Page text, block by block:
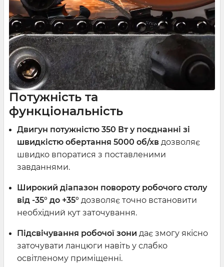
Потужність та
функціональність
Двигун потужністю 350 Вт у поєднанні зі
швидкістю обертання 5000 об/хв дозволяє
швидко впоратися з поставленими
завданнями.
Широкий діапазон повороту робочого столу
від -35° до +35° дозволяє точно встановити
необхідний кут заточування.
Підсвічування робочої зони дає змогу якісно
заточувати ланцюги навіть у слабко
освітленому приміщенні.